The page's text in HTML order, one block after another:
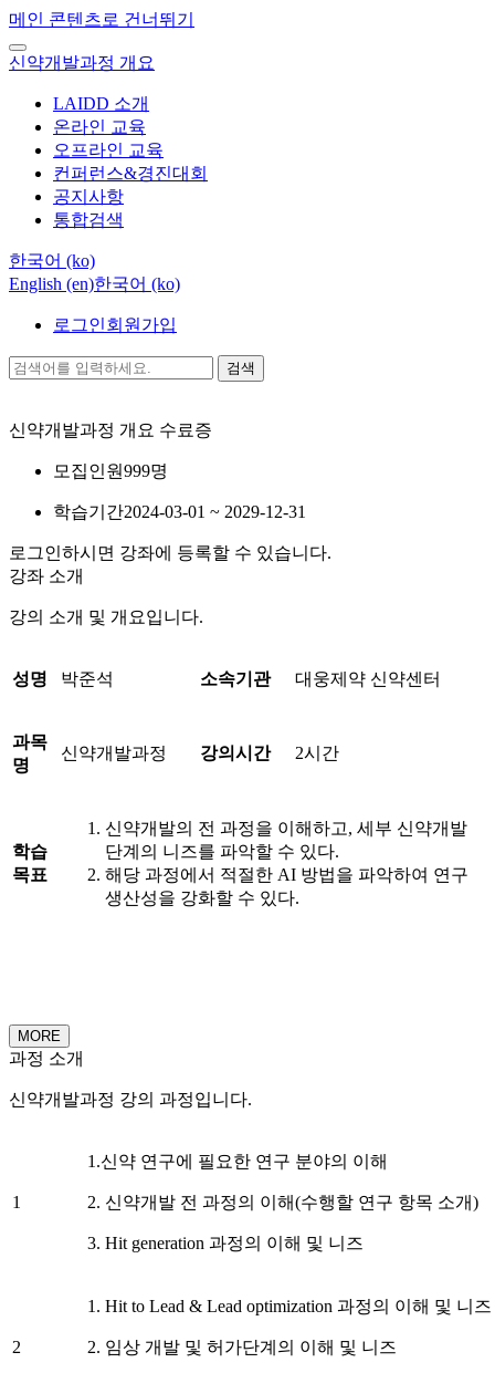
메인 콘텐츠로 건너뛰기
신약개발과정 개요
LAIDD 소개
온라인 교육
오프라인 교육
컨퍼런스&경진대회
공지사항
통합검색
한국어 ‎(ko)‎
English ‎(en)‎한국어 ‎(ko)‎
로그인회원가입
검색
신약개발과정 개요 수료증
모집인원999명
학습기간2024-03-01 ~ 2029-12-31
로그인하시면 강좌에 등록할 수 있습니다.
강좌 소개
강의 소개 및 개요입니다.
성명 박준석 소속기관 대웅제약 신약센터
과목
명
신약개발과정 강의시간 2시간
학습
목표
신약개발의 전 과정을 이해하고, 세부 신약개발
단계의 니즈를 파악할 수 있다.
해당 과정에서 적절한 AI 방법을 파악하여 연구
생산성을 강화할 수 있다.
MORE
과정 소개
신약개발과정 강의 과정입니다.
1
1.신약 연구에 필요한 연구 분야의 이해
2. 신약개발 전 과정의 이해(수행할 연구 항목 소개)
3. Hit generation 과정의 이해 및 니즈
2
1. Hit to Lead & Lead optimization 과정의 이해 및 니즈
2. 임상 개발 및 허가단계의 이해 및 니즈